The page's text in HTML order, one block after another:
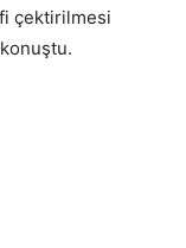
çektirilmesi